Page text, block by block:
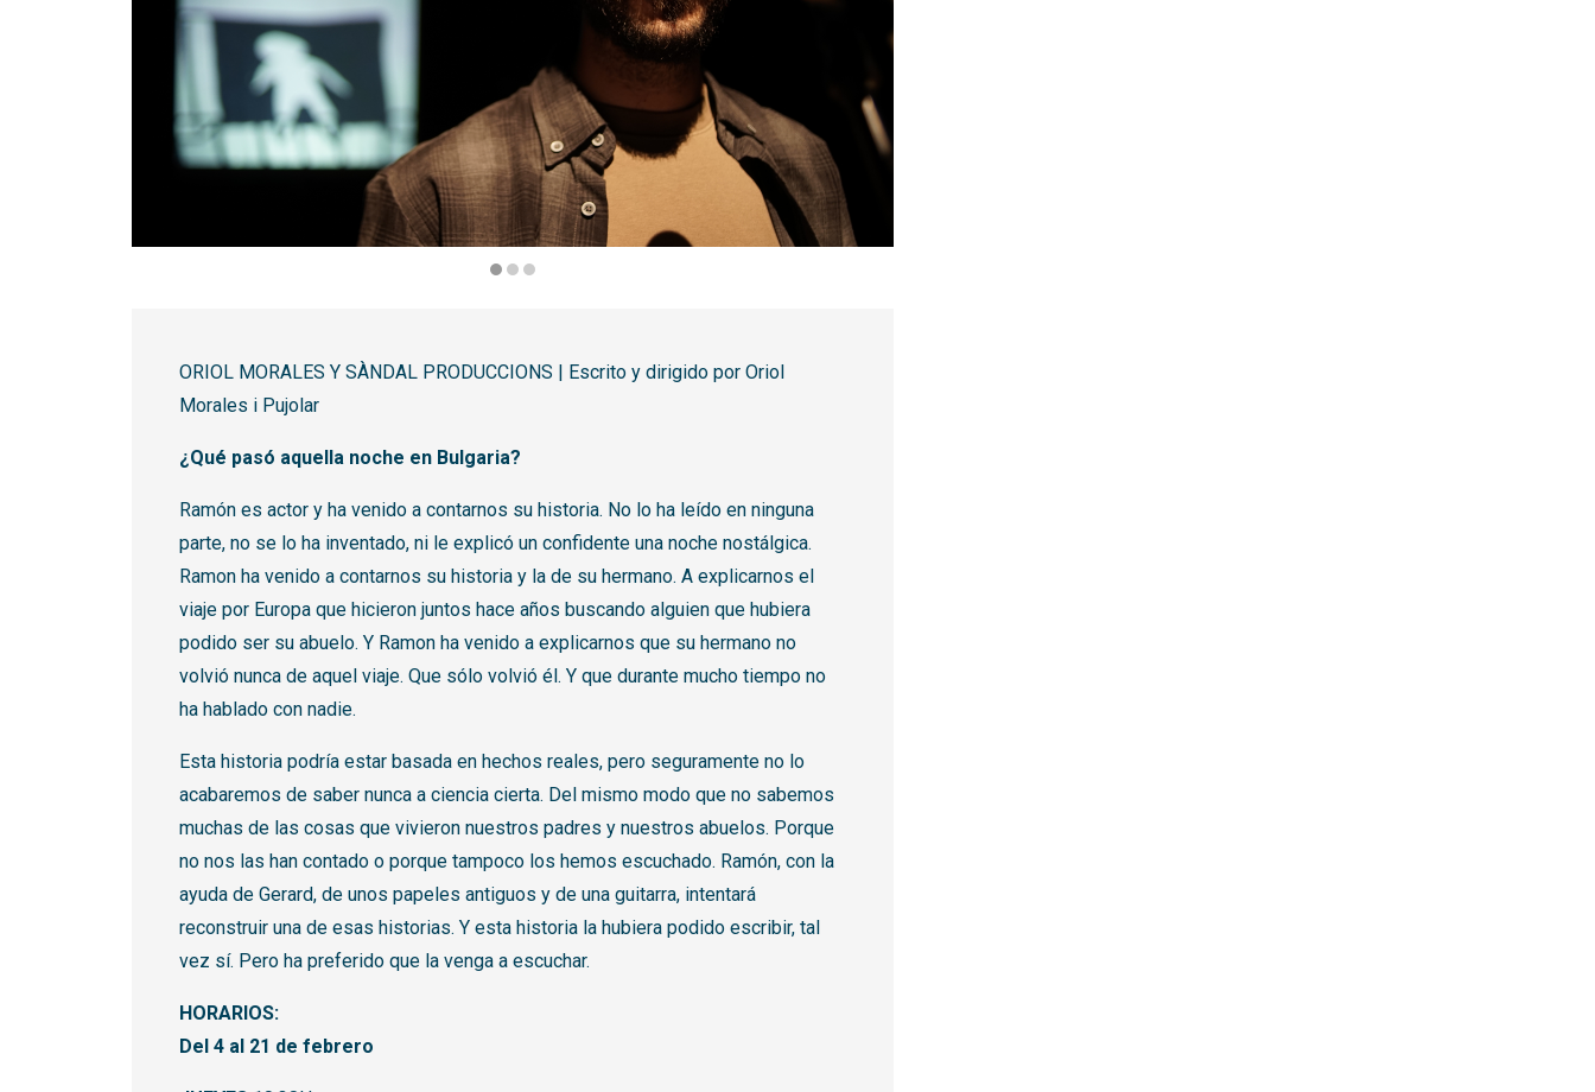
ORIOL MORALES Y SÀNDAL PRODUCCIONS | Escrito y dirigido por Oriol
Morales i Pujolar
¿Qué pasó aquella noche en Bulgaria?
Ramón es actor y ha venido a contarnos su historia. No lo ha leído en ninguna
parte, no se lo ha inventado, ni le explicó un confidente una noche nostálgica.
Ramon ha venido a contarnos su historia y la de su hermano. A explicarnos el
viaje por Europa que hicieron juntos hace años buscando alguien que hubiera
podido ser su abuelo. Y Ramon ha venido a explicarnos que su hermano no
volvió nunca de aquel viaje. Que sólo volvió él. Y que durante mucho tiempo no
ha hablado con nadie.
Esta historia podría estar basada en hechos reales, pero seguramente no lo
acabaremos de saber nunca a ciencia cierta. Del mismo modo que no sabemos
muchas de las cosas que vivieron nuestros padres y nuestros abuelos. Porque
no nos las han contado o porque tampoco los hemos escuchado. Ramón, con la
ayuda de Gerard, de unos papeles antiguos y de una guitarra, intentará
reconstruir una de esas historias. Y esta historia la hubiera podido escribir, tal
vez sí. Pero ha preferido que la venga a escuchar.
HORARIOS:
Del 4 al 21 de febrero